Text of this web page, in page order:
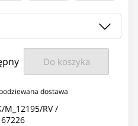
Do koszyka
dostawa
M_12195/RV /